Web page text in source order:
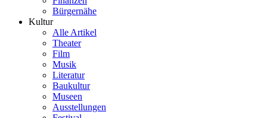
Bürgernähe
Kultur
Alle Artikel
Theater
Film
Musik
Literatur
Baukultur
Museen
Ausstellungen